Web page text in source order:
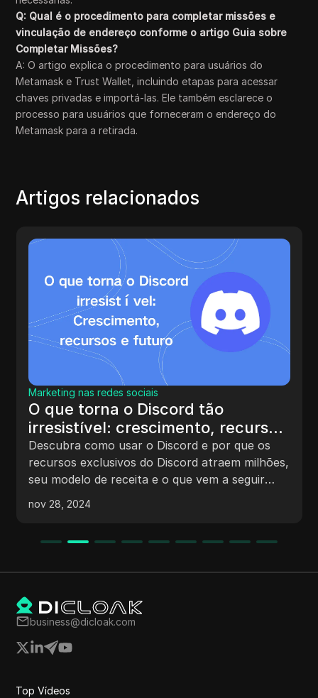
Q: Qual é o procedimento para completar missões e
vinculação de endereço conforme o artigo Guia sobre
Completar Missões?
A: O artigo explica o procedimento para usuários do
Metamask e Trust Wallet, incluindo etapas para acessar
chaves privadas e importá-las. Ele também esclarece o
processo para usuários que forneceram o endereço do
Metamask para a retirada.
Artigos relacionados
Marketing nas redes sociais
O que torna o Discord tão
irresistível: crescimento, recursos
e futuro
Descubra como usar o Discord e por que os
recursos exclusivos do Discord atraem milhões,
seu modelo de receita e o que vem a seguir
para a plataforma em 2024.
nov 28, 2024
business@dicloak.com
Top Vídeos